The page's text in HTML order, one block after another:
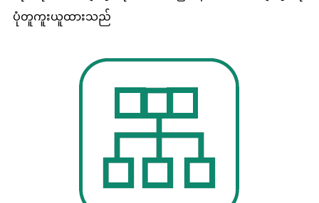
ပုံတူကူးယူထားသည်